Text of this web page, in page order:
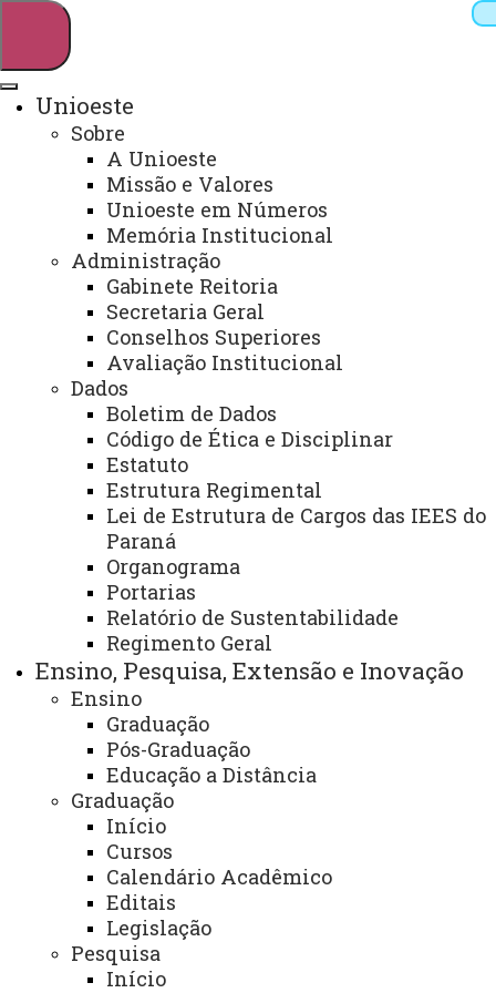
Webmail Sistemas
Telefones
Arquivo Virtual
Campus
Unioeste
Sobre
A Unioeste
Missão e Valores
Unioeste em Números
Memória Institucional
Administração
Gabinete Reitoria
Secretaria Geral
Conselhos Superiores
Avaliação Institucional
Dados
Boletim de Dados
Código de Ética e Disciplinar
Estatuto
Estrutura Regimental
Lei de Estrutura de Cargos das IEES do
Paraná
Organograma
Portarias
Relatório de Sustentabilidade
Regimento Geral
Ensino, Pesquisa, Extensão e Inovação
Ensino
Graduação
Pós-Graduação
Educação a Distância
Graduação
Início
Cursos
Calendário Acadêmico
Editais
Legislação
Pesquisa
Início
Assessoria de Iniciação
Científica e Tecnológica
Finalidade e competências:
- Apoio e fomento da iniciação científica na
Universidade.
- Lançamento e controle de editais de seleção e controle
de recursos destinados a bolsas de iniciação científica.
- Organização do Encontro Anual de Iniciação Científica
Tecnológica e Inovação – EAICTI.
Descrição dos serviços oferecidos:
- Responsável pelo registro, acompanhamento e
certificação dos projetos de Iniciação Científica do
Programa de Iniciação Científica Voluntária (PICV) e do
Programa de Iniciação Científica Remunerada (PIC),
voltados para a comunidade interna (acadêmicos e